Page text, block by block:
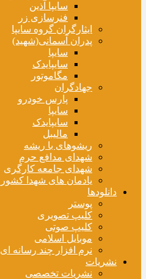
سایپا آذین
فنرسازی زر
ایثارگران گروه سایپا
پدران آسمانی(شهید)
سایپا
سایپایدک
مگاموتور
جهادگران
پارس خودرو
سایپا
سایپایدک
مالیبل
ریشوهای با ریشه
شهدای مدافع حرم
شهدای جامعه کارگری
یادمان های شهدا کشور
دانلودها
پوستر
کلیپ تصویری
کلیپ صوتی
موبایل اسلامی
نرم افزار چند رسانه ای
نشریات
نشریات تخصصی